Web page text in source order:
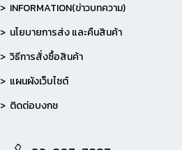
> INFORMATION(ข่าวบทความ)
> นโยบายการส่ง และคืนสินค้า
> วิธีการสั่งซื้อสินค้า
> แผนผังเว็บไซต์
> ติดต่อบงกช